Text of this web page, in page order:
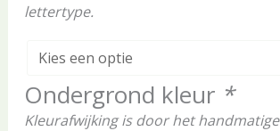
lettertype.
Ondergrond kleur *
Kleurafwijking is door het handmatige